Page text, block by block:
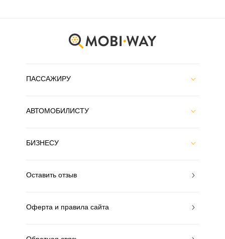
ПАССАЖИРУ
АВТОМОБИЛИСТУ
БИЗНЕСУ
Оставить отзыв
Оферта и правила сайта